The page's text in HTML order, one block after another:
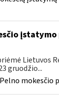
Lietuvos
gruodžio...
Pelno mokesčio